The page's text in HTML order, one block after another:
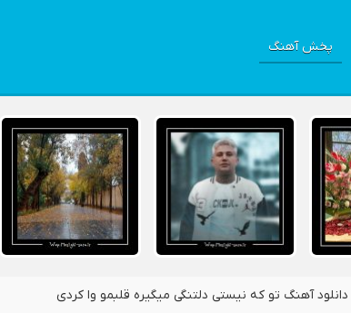
پخش آهنگ
دانلود آهنگ تو که نیستی دلتنگی میگیره قلبمو وا کردی